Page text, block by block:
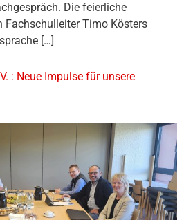
Die feierliche
Fachschulleiter Timo Kösters
[…]
: Neue Impulse für unsere